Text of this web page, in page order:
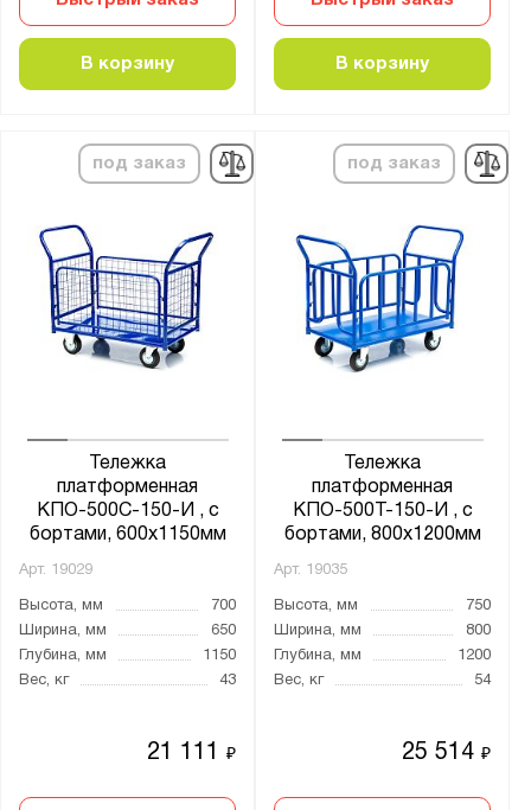
В корзину В корзину
под заказ
Тележка
платформенная
КПО-500С-150-И , с
бортами, 600х1150мм
Арт. 19029
Высота, мм
700
Ширина, мм
650
Глубина, мм
1150
Вес, кг
43
21 111₽
под заказ
Тележка
платформенная
КПО-500Т-150-И , с
бортами, 800х1200мм
Арт. 19035
Высота, мм
750
Ширина, мм
800
Глубина, мм
1200
Вес, кг
54
25 514₽